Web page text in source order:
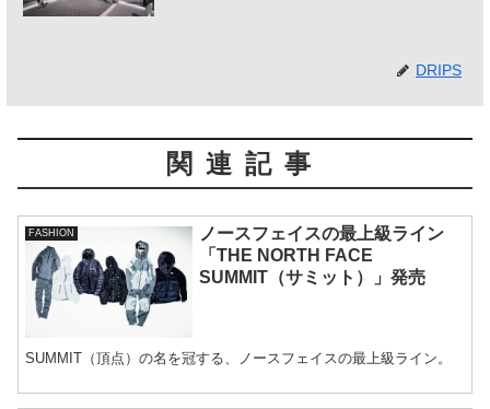
DRIPS
関連記事
FASHION
ノースフェイスの最上級ライン
「THE NORTH FACE
SUMMIT（サミット）」発売
SUMMIT（頂点）の名を冠する、ノースフェイスの最上級ライン。